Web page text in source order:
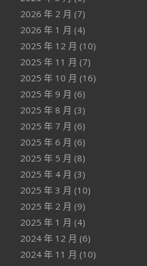
2026 年 2 月 (7)
2026 年 1 月 (4)
2025 年 12 月 (10)
2025 年 11 月 (7)
2025 年 10 月 (16)
2025 年 9 月 (6)
2025 年 8 月 (3)
2025 年 7 月 (6)
2025 年 6 月 (6)
2025 年 5 月 (8)
2025 年 4 月 (3)
2025 年 3 月 (10)
2025 年 2 月 (9)
2025 年 1 月 (4)
2024 年 12 月 (6)
2024 年 11 月 (10)